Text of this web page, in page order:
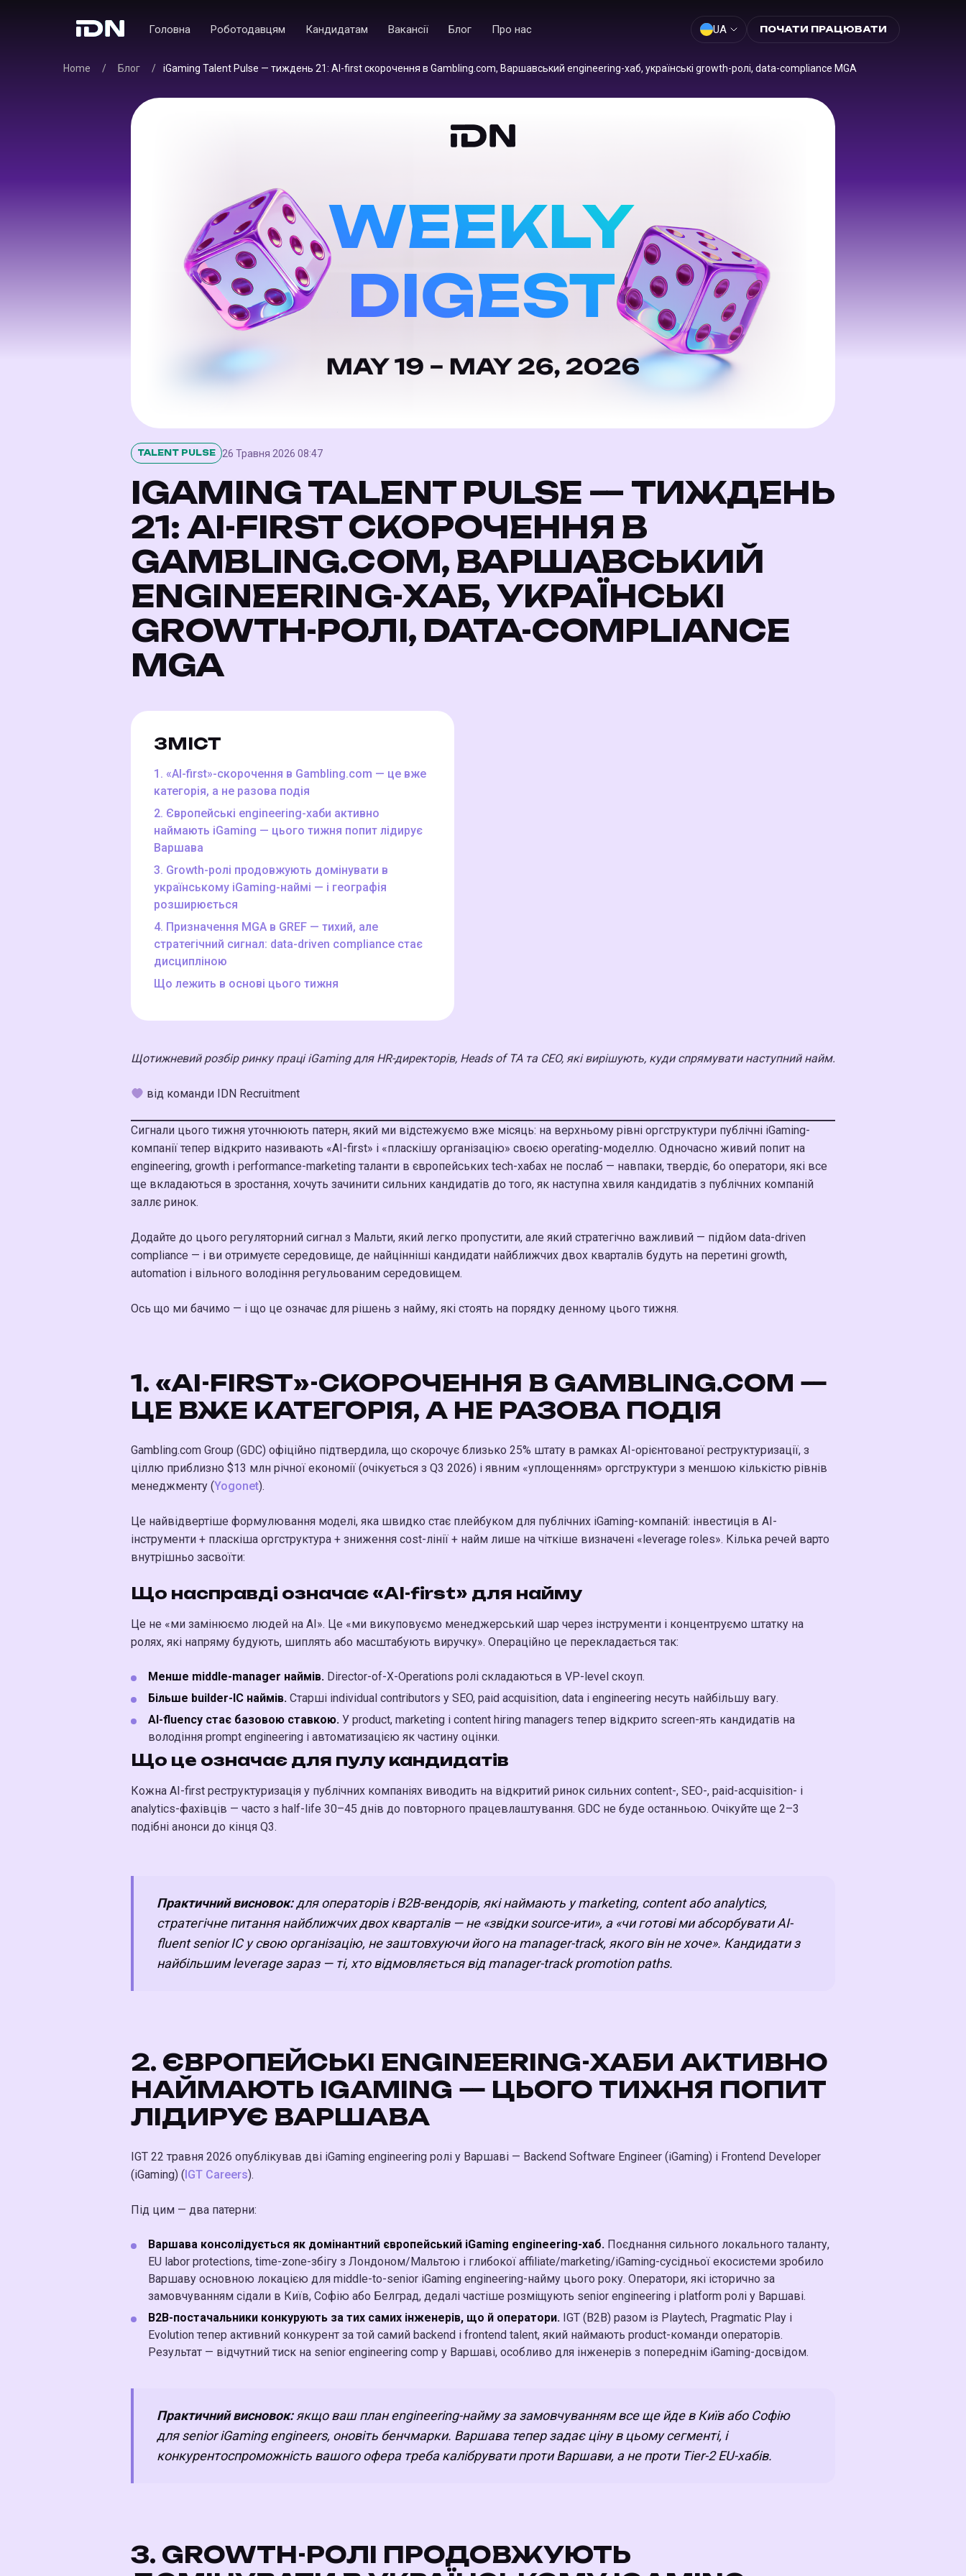
Головна Роботодавцям Кандидатам Вакансії Блог Про нас UA ПОЧАТИ ПРАЦЮВАТИ
Home / Блог / iGaming Talent Pulse — тиждень 21: AI-first скорочення в Gambling.com, Варшавський engineering-хаб, українські growth-ролі, data-compliance MGA
TALENT PULSE 26 Травня 2026 08:47
IGAMING TALENT PULSE — ТИЖДЕНЬ
21: AI-FIRST СКОРОЧЕННЯ В
GAMBLING.COM, ВАРШАВСЬКИЙ
ENGINEERING-ХАБ, УКРАЇНСЬКІ
GROWTH-РОЛІ, DATA-COMPLIANCE
MGA
ЗМІСТ
1. «AI-first»-скорочення в Gambling.com — це вже
категорія, а не разова подія
2. Європейські engineering-хаби активно
наймають iGaming — цього тижня попит лідирує
Варшава
3. Growth-ролі продовжують домінувати в
українському iGaming-наймі — і географія
розширюється
4. Призначення MGA в GREF — тихий, але
стратегічний сигнал: data-driven compliance стає
дисципліною
Що лежить в основі цього тижня
Щотижневий розбір ринку праці iGaming для HR-директорів, Heads of TA та CEO, які вирішують, куди спрямувати наступний найм.
від команди IDN Recruitment
Сигнали цього тижня уточнюють патерн, який ми відстежуємо вже місяць: на верхньому рівні оргструктури публічні iGaming-
компанії тепер відкрито називають «AI-first» і «пласкішу організацію» своєю operating-моделлю. Одночасно живий попит на
engineering, growth і performance-marketing таланти в європейських tech-хабах не послаб — навпаки, твердіє, бо оператори, які все
ще вкладаються в зростання, хочуть зачинити сильних кандидатів до того, як наступна хвиля кандидатів з публічних компаній
заллє ринок.
Додайте до цього регуляторний сигнал з Мальти, який легко пропустити, але який стратегічно важливий — підйом data-driven
compliance — і ви отримуєте середовище, де найцінніші кандидати найближчих двох кварталів будуть на перетині growth,
automation і вільного володіння регульованим середовищем.
Ось що ми бачимо — і що це означає для рішень з найму, які стоять на порядку денному цього тижня.
1. «AI-FIRST»-СКОРОЧЕННЯ В GAMBLING.COM —
ЦЕ ВЖЕ КАТЕГОРІЯ, А НЕ РАЗОВА ПОДІЯ
Gambling.com Group (GDC) офіційно підтвердила, що скорочує близько 25% штату в рамках AI-орієнтованої реструктуризації, з
ціллю приблизно $13 млн річної економії (очікується з Q3 2026) і явним «уплощенням» оргструктури з меншою кількістю рівнів
менеджменту (Yogonet).
Це найвідвертіше формулювання моделі, яка швидко стає плейбуком для публічних iGaming-компаній: інвестиція в AI-
інструменти + пласкіша оргструктура + зниження cost-лінії + найм лише на чіткіше визначені «leverage roles». Кілька речей варто
внутрішньо засвоїти:
Що насправді означає «AI-first» для найму
Це не «ми замінюємо людей на AI». Це «ми викуповуємо менеджерський шар через інструменти і концентруємо штатку на
ролях, які напряму будують, шиплять або масштабують виручку». Операційно це перекладається так:
Менше middle-manager наймів. Director-of-X-Operations ролі складаються в VP-level скоуп.
Більше builder-IC наймів. Старші individual contributors у SEO, paid acquisition, data і engineering несуть найбільшу вагу.
AI-fluency стає базовою ставкою. У product, marketing і content hiring managers тепер відкрито screen-ять кандидатів на
володіння prompt engineering і автоматизацією як частину оцінки.
Що це означає для пулу кандидатів
Кожна AI-first реструктуризація у публічних компаніях виводить на відкритий ринок сильних content-, SEO-, paid-acquisition- і
analytics-фахівців — часто з half-life 30–45 днів до повторного працевлаштування. GDC не буде останньою. Очікуйте ще 2–3
подібні анонси до кінця Q3.
Практичний висновок:для операторів і B2B-вендорів, які наймають у marketing, content або analytics,
стратегічне питання найближчих двох кварталів — не «звідки source-ити», а «чи готові ми абсорбувати AI-
fluent senior IC у свою організацію, не заштовхуючи його на manager-track, якого він не хоче». Кандидати з
найбільшим leverage зараз — ті, хто відмовляється від manager-track promotion paths.
2. ЄВРОПЕЙСЬКІ ENGINEERING-ХАБИ АКТИВНО
НАЙМАЮТЬ IGAMING — ЦЬОГО ТИЖНЯ ПОПИТ
ЛІДИРУЄ ВАРШАВА
IGT 22 травня 2026 опублікував дві iGaming engineering ролі у Варшаві — Backend Software Engineer (iGaming) і Frontend Developer
(iGaming) (IGT Careers).
Під цим — два патерни:
Варшава консолідується як домінантний європейський iGaming engineering-хаб. Поєднання сильного локального таланту,
EU labor protections, time-zone-збігу з Лондоном/Мальтою і глибокої affiliate/marketing/iGaming-сусідньої екосистеми зробило
Варшаву основною локацією для middle-to-senior iGaming engineering-найму цього року. Оператори, які історично за
замовчуванням сідали в Київ, Софію або Белград, дедалі частіше розміщують senior engineering і platform ролі у Варшаві.
B2B-постачальники конкурують за тих самих інженерів, що й оператори. IGT (B2B) разом із Playtech, Pragmatic Play і
Evolution тепер активний конкурент за той самий backend і frontend talent, який наймають product-команди операторів.
Результат — відчутний тиск на senior engineering comp у Варшаві, особливо для інженерів з попереднім iGaming-досвідом.
Практичний висновок:якщо ваш план engineering-найму за замовчуванням все ще йде в Київ або Софію
для senior iGaming engineers, оновіть бенчмарки. Варшава тепер задає ціну в цьому сегменті, і
конкурентоспроможність вашого офера треба калібрувати проти Варшави, а не проти Tier-2 EU-хабів.
3. GROWTH-РОЛІ ПРОДОВЖУЮТЬ